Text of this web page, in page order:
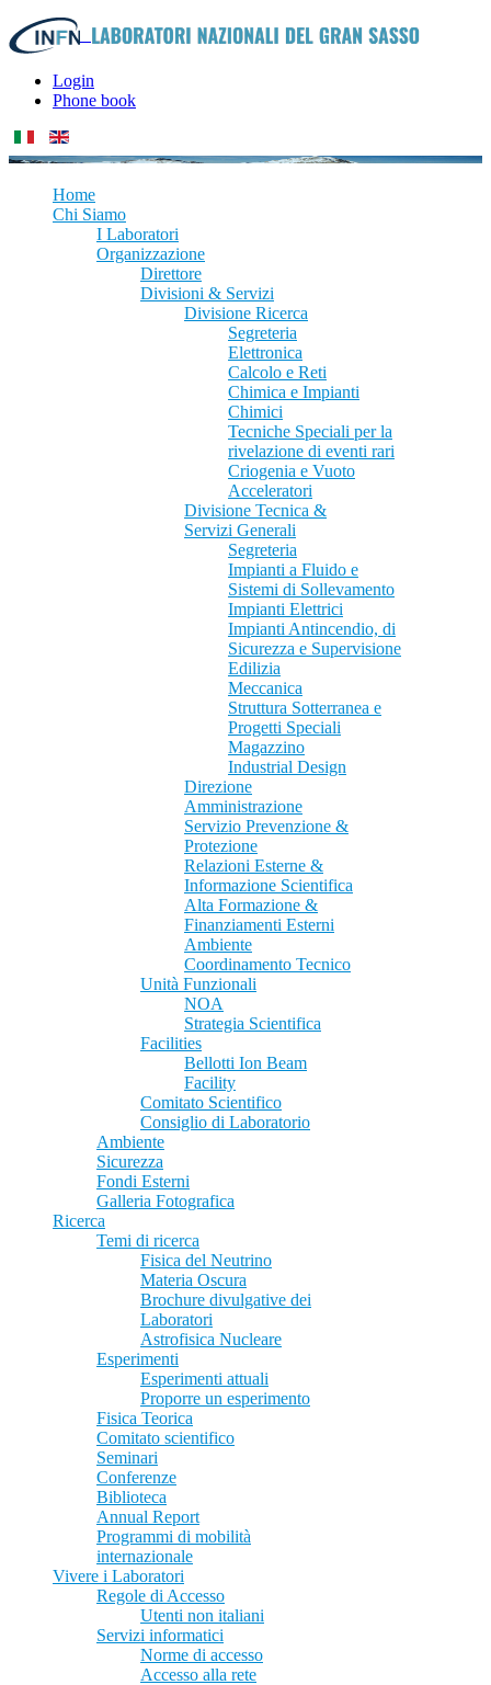
Login
Phone book
Home
Chi Siamo
I Laboratori
Organizzazione
Direttore
Divisioni & Servizi
Divisione Ricerca
Segreteria
Elettronica
Calcolo e Reti
Chimica e Impianti
Chimici
Tecniche Speciali per la
rivelazione di eventi rari
Criogenia e Vuoto
Acceleratori
Divisione Tecnica &
Servizi Generali
Segreteria
Impianti a Fluido e
Sistemi di Sollevamento
Impianti Elettrici
Impianti Antincendio, di
Sicurezza e Supervisione
Edilizia
Meccanica
Struttura Sotterranea e
Progetti Speciali
Magazzino
Industrial Design
Direzione
Amministrazione
Servizio Prevenzione &
Protezione
Relazioni Esterne &
Informazione Scientifica
Alta Formazione &
Finanziamenti Esterni
Ambiente
Coordinamento Tecnico
Unità Funzionali
NOA
Strategia Scientifica
Facilities
Bellotti Ion Beam
Facility
Comitato Scientifico
Consiglio di Laboratorio
Ambiente
Sicurezza
Fondi Esterni
Galleria Fotografica
Ricerca
Temi di ricerca
Fisica del Neutrino
Materia Oscura
Brochure divulgative dei
Laboratori
Astrofisica Nucleare
Esperimenti
Esperimenti attuali
Proporre un esperimento
Fisica Teorica
Comitato scientifico
Seminari
Conferenze
Biblioteca
Annual Report
Programmi di mobilità
internazionale
Vivere i Laboratori
Regole di Accesso
Utenti non italiani
Servizi informatici
Norme di accesso
Accesso alla rete